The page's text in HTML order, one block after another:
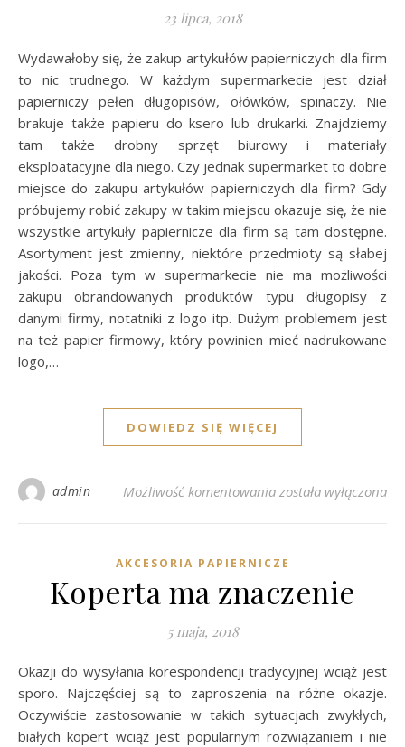
23 lipca, 2018
Wydawałoby się, że zakup artykułów papierniczych dla firm
to nic trudnego. W każdym supermarkecie jest dział
papierniczy pełen długopisów, ołówków, spinaczy. Nie
brakuje także papieru do ksero lub drukarki. Znajdziemy
tam także drobny sprzęt biurowy i materiały
eksploatacyjne dla niego. Czy jednak supermarket to dobre
miejsce do zakupu artykułów papierniczych dla firm? Gdy
próbujemy robić zakupy w takim miejscu okazuje się, że nie
wszystkie artykuły papiernicze dla firm są tam dostępne.
Asortyment jest zmienny, niektóre przedmioty są słabej
jakości. Poza tym w supermarkecie nie ma możliwości
zakupu obrandowanych produktów typu długopisy z
danymi firmy, notatniki z logo itp. Dużym problemem jest
na też papier firmowy, który powinien mieć nadrukowane
logo,…
DOWIEDZ SIĘ WIĘCEJ
admin Możliwość komentowania Czy artykuły
została wyłączona
AKCESORIA PAPIERNICZE
Koperta ma znaczenie
5 maja, 2018
Okazji do wysyłania korespondencji tradycyjnej wciąż jest
sporo. Najczęściej są to zaproszenia na różne okazje.
Oczywiście zastosowanie w takich sytuacjach zwykłych,
białych kopert wciąż jest popularnym rozwiązaniem i nie